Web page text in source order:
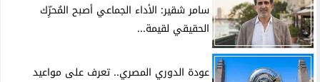
سامر شقير: الأداء الجماعي أصبح المُحرِّك
الحقيقي لقيمة...
عودة الدوري المصري.. تعرف على مواعيد